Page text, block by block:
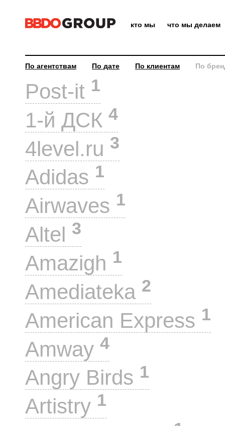
кто мы что мы делаем
По агентствам По дате По клиентам По
Post-it 1
1-й ДСК 4
4level.ru 3
Adidas 1
Airwaves 1
Altel 3
Amazigh 1
Amediateka 2
American Express 1
Amway 4
Angry Birds 1
Artistry 1